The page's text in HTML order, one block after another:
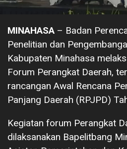
MINAHASA – Badan
Penelitian dan
Kabupaten Minahasa
Forum Perangkat Daerah,
rancangan Awal Rencana
Panjang Daerah (RPJPD)
Kegiatan forum Perangkat
dilaksanakan Bapelitbang